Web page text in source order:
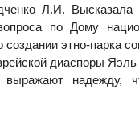
Л.И.
по Дому
этно-парка
диаспоры
надежду,